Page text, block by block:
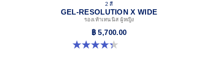
2 สี
GEL-RESOLUTION X WIDE
รองเท้าเทนนิส ผู้หญิง
฿ 5,700.00
4.3 จาก 5 ดาว 6 รีวิว